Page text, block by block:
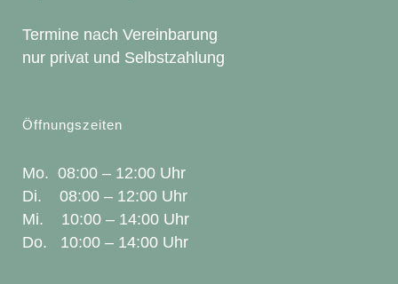
Termine nach Vereinbarung
nur privat und Selbstzahlung
Öffnungszeiten
Mo. 08:00 – 12:00 Uhr
Di. 08:00 – 12:00 Uhr
Mi. 10:00 – 14:00 Uhr
Do. 10:00 – 14:00 Uhr